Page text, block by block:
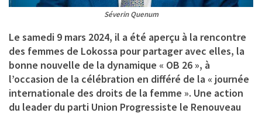
Séverin Quenum
Le samedi 9 mars 2024, il a été aperçu à la rencontre
des femmes de Lokossa pour partager avec elles, la
bonne nouvelle de la dynamique « OB 26 », à
l’occasion de la célébration en différé de la « journée
internationale des droits de la femme ». Une action
du leader du parti Union Progressiste le Renouveau